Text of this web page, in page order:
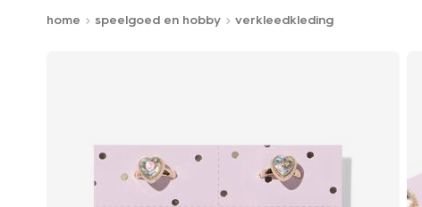
home speelgoed en hobby verkleedkleding